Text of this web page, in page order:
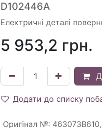
D102446A
Електричні деталі
5 953,2 грн.
Додати до списку
Оригінал №: